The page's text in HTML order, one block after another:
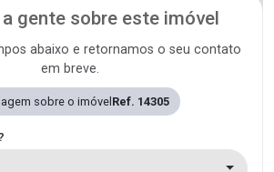
gente sobre este imóvel
abaixo e retornamos o seu contato
em breve.
sobre o imóvelRef. 14305